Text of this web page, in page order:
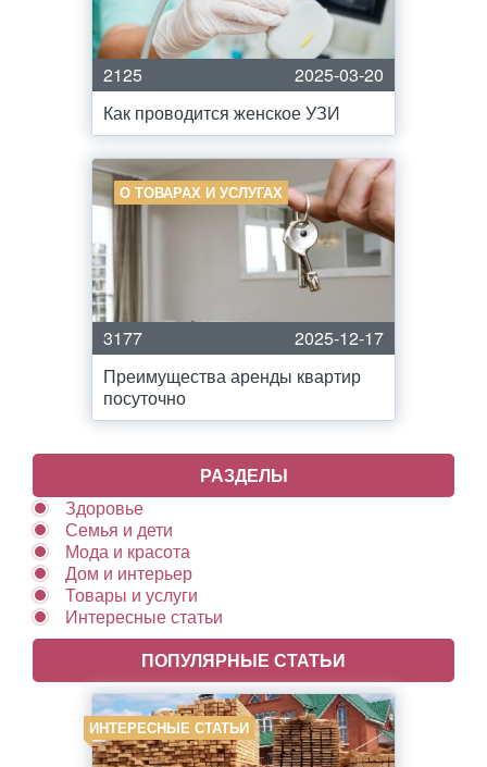
2125
2025-03-20
Как проводится женское УЗИ
О ТОВАРАХ И УСЛУГАХ
3177
2025-12-17
Преимущества аренды квартир
посуточно
РАЗДЕЛЫ
Здоровье
Семья и дети
Мода и красота
Дом и интерьер
Товары и услуги
Интересные статьи
ПОПУЛЯРНЫЕ СТАТЬИ
ИНТЕРЕСНЫЕ СТАТЬИ